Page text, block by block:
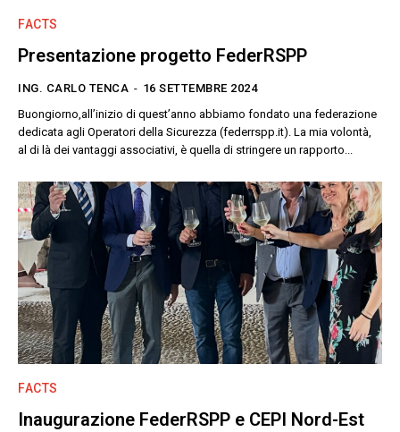
FACTS
Presentazione progetto FederRSPP
ING. CARLO TENCA - 16 SETTEMBRE 2024
Buongiorno,all’inizio di quest’anno abbiamo fondato una federazione
dedicata agli Operatori della Sicurezza (federrspp.it). La mia volontà,
al di là dei vantaggi associativi, è quella di stringere un rapporto...
FACTS
Inaugurazione FederRSPP e CEPI Nord-Est